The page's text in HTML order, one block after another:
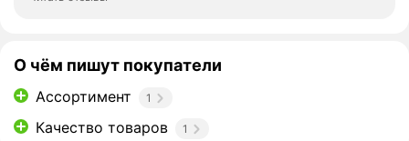
О чём пишут покупатели
Ассортимент 1
Качество товаров 1